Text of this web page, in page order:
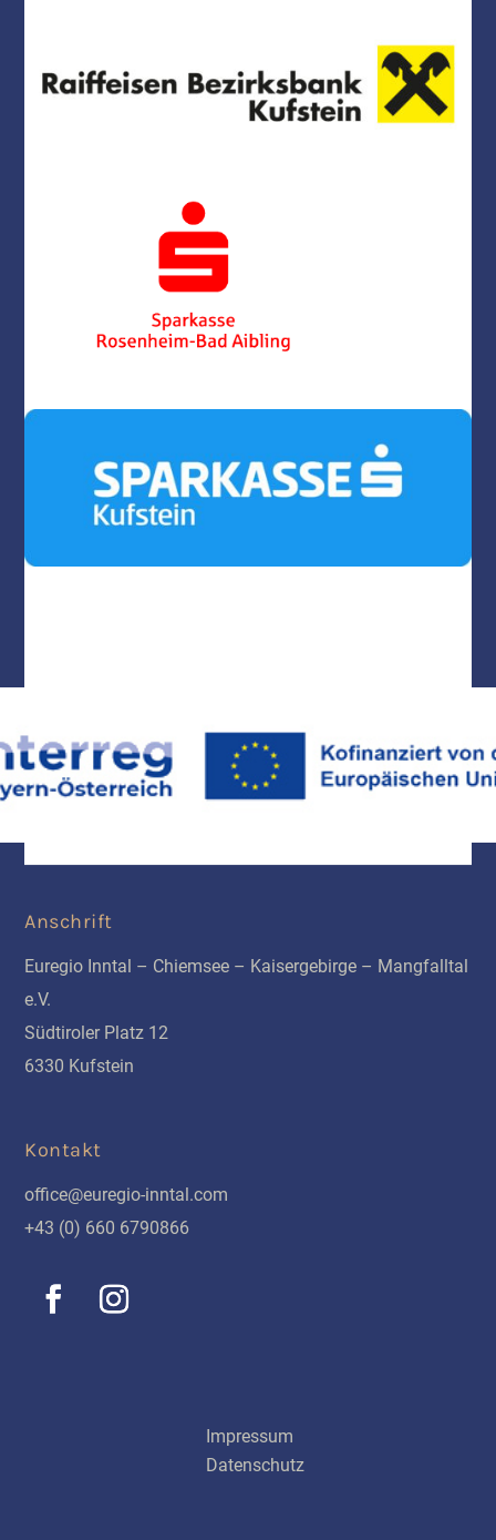
Anschrift
Euregio Inntal – Chiemsee – Kaisergebirge – Mangfalltal
e.V.
Südtiroler Platz 12
6330 Kufstein
Kontakt
office@euregio-inntal.com
+43 (0) 660 6790866
Impressum
Datenschutz